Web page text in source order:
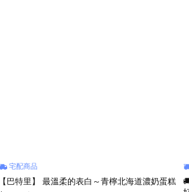
宅配商品
【巴特里】 最溫柔的表白～青檸北海道濃奶蛋糕